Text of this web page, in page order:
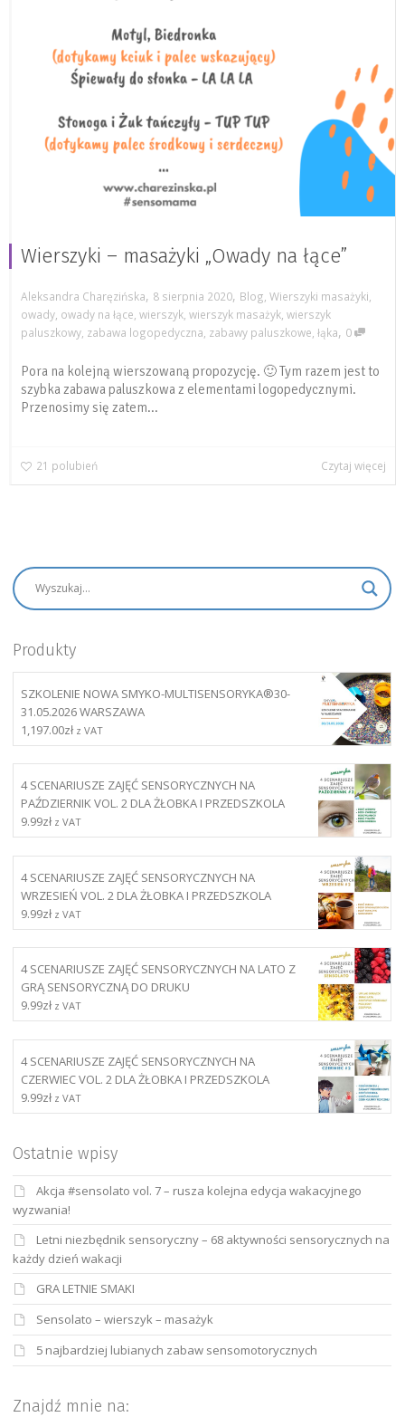
Wierszyki – masażyki „Owady na łące”
Aleksandra Charęzińska, 8 sierpnia 2020, Blog Wierszyki masażyki
owady owady na łące wierszyk wierszyk masażyk wierszyk
paluszkowy zabawa logopedyczna zabawy paluszkowe łąka, 0
Pora na kolejną wierszowaną propozycję. 🙂 Tym razem jest to
szybka zabawa paluszkowa z elementami logopedycznymi.
Przenosimy się zatem...
21 polubień Czytaj więcej
Produkty
SZKOLENIE NOWA SMYKO-MULTISENSORYKA®30-
31.05.2026 WARSZAWA
1,197.00zł z VAT
4 SCENARIUSZE ZAJĘĆ SENSORYCZNYCH NA
PAŹDZIERNIK VOL. 2 DLA ŻŁOBKA I PRZEDSZKOLA
9.99zł z VAT
4 SCENARIUSZE ZAJĘĆ SENSORYCZNYCH NA
WRZESIEŃ VOL. 2 DLA ŻŁOBKA I PRZEDSZKOLA
9.99zł z VAT
4 SCENARIUSZE ZAJĘĆ SENSORYCZNYCH NA LATO Z
GRĄ SENSORYCZNĄ DO DRUKU
9.99zł z VAT
4 SCENARIUSZE ZAJĘĆ SENSORYCZNYCH NA
CZERWIEC VOL. 2 DLA ŻŁOBKA I PRZEDSZKOLA
9.99zł z VAT
Ostatnie wpisy
Akcja #sensolato vol. 7 – rusza kolejna edycja wakacyjnego
wyzwania!
Letni niezbędnik sensoryczny – 68 aktywności sensorycznych na
każdy dzień wakacji
GRA LETNIE SMAKI
Sensolato – wierszyk – masażyk
5 najbardziej lubianych zabaw sensomotorycznych
Znajdź mnie na: